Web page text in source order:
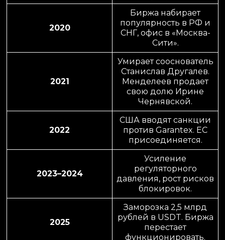
2020
Биржа набирает
популярность в РФ и
СНГ, офис в «Москва-
Сити».
2021
Умирает сооснователь
Станислав Другалев.
Менделеев продает
свою долю Ирине
Чернявской.
2022
США вводят санкции
против Garantex. ЕС
присоединяется.
2023–2024
Усиление
регуляторного
давления, рост рисков
блокировок.
2025
Заморозка 2,5 млрд
рублей в USDT. Биржа
перестает
функционировать.